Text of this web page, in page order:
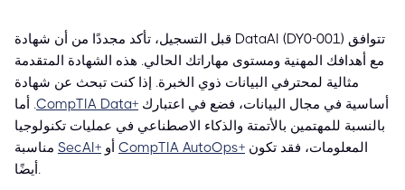
قبل التسجيل، تأكد مجددًا من أن شهادة DataAI (DY0-001) تتوافق
مع أهدافك المهنية ومستوى مهاراتك الحالي. هذه الشهادة المتقدمة
مثالية لمحترفي البيانات ذوي الخبرة. إذا كنت تبحث عن شهادة
أساسية في مجال البيانات، فضع في اعتبارك CompTIA Data+. أما
بالنسبة للمهتمين بالأتمتة والذكاء الاصطناعي في عمليات تكنولوجيا
المعلومات، فقد تكون CompTIA AutoOps+ أو SecAI+ مناسبة
أيضًا.